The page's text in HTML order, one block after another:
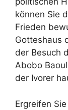
können Sie
Frieden
Gotteshaus
der Besuch
Abobo
der Ivorer
Ergreifen